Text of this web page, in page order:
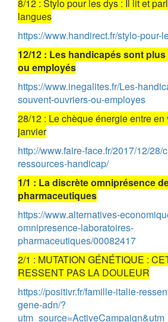
8/12 : Stylo pour les dys : Il lit et
langues
https://www.handirect.fr/stylo-pour-
12/12 : Les handicapés sont
ou employés
https://www.inegalites.fr/Les-
souvent-ouvriers-ou-employes
28/12 : Le chèque énergie entre
janvier
http://www.faire-face.fr/2017/12/28/
ressources-handicap/
1/1 : La discrète omniprésence
pharmaceutiques
https://www.alternatives-
omnipresence-laboratoires-
pharmaceutiques/00082417
2/1 : MUTATION GÉNÉTIQUE :
RESSENT PAS LA DOULEUR
https://positivr.fr/famille-italie-
gene-adn/?